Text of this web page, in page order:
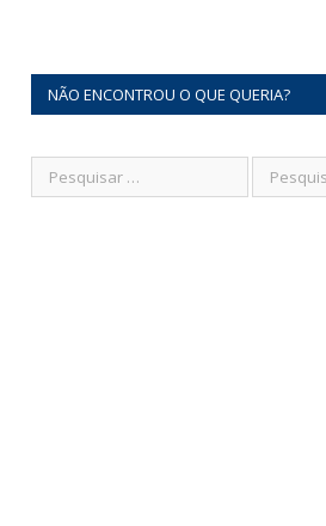
NÃO ENCONTROU O QUE QUERIA?